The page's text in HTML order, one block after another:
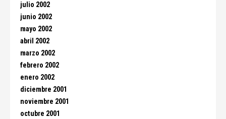
julio 2002
junio 2002
mayo 2002
abril 2002
marzo 2002
febrero 2002
enero 2002
diciembre 2001
noviembre 2001
octubre 2001